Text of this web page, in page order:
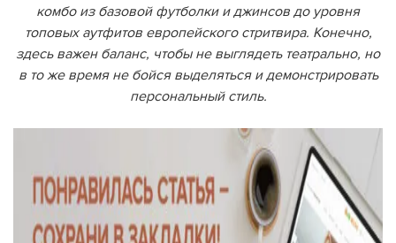
комбо из базовой футболки и джинсов до уровня
топовых аутфитов европейского стритвира. Конечно,
здесь важен баланс, чтобы не выглядеть театрально, но
в то же время не бойся выделяться и демонстрировать
персональный стиль.